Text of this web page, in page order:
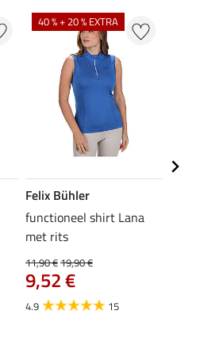
40 % + 20 % EXTRA
Felix Bühler
functioneel shirt Lana
met rits
11,90 €19,90 €
9,52 €
4.9 15